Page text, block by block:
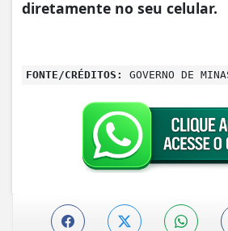
diretamente no seu celular.
FONTE/CRÉDITOS: GOVERNO DE